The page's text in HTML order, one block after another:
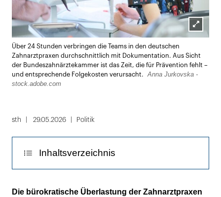
Lightbox
Über 24 Stunden verbringen die Teams in den deutschen
Zahnarztpraxen durchschnittlich mit Dokumentation. Aus Sicht
der Bundeszahnärztekammer ist das Zeit, die für Prävention fehlt –
und entsprechende Folgekosten verursacht.
Anna Jurkovska -
stock.adobe.com
sth 29.05.2026 Politik
Inhaltsverzeichnis
Überflüssige Doppel‑ und
Die bürokratische Überlastung der Zahnarztpraxen